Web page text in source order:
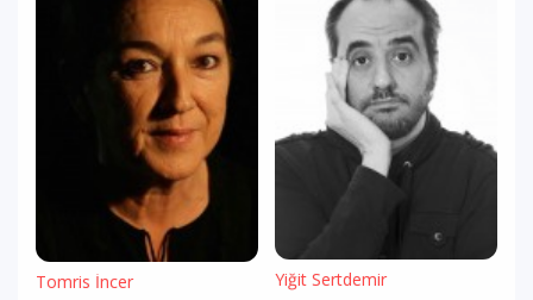
Tomris İncer
Yiğit Sertdemir